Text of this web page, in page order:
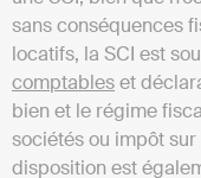
sans conséquences
locatifs, la SCI est
comptableset
bien et le régime
sociétés ou impôt sur
disposition est